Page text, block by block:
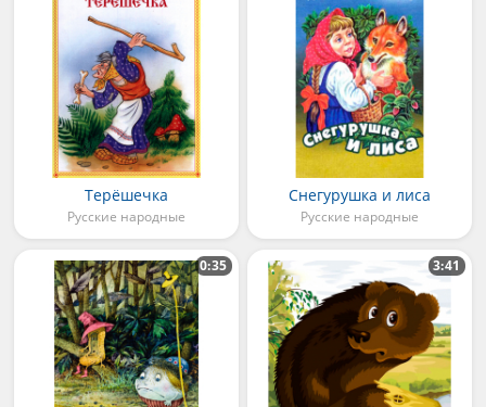
Терёшечка
Русские народные
Снегурушка и лиса
Русские народные
0:35 3:41